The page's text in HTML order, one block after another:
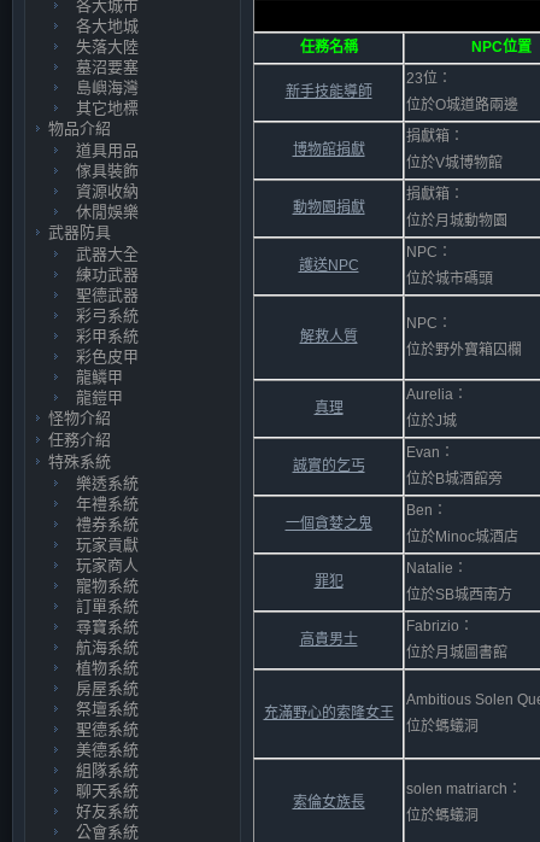
各大城市
各大地城
失落大陸
墓沼要塞
島嶼海灣
其它地標
物品介紹
道具用品
傢具裝飾
資源收納
休閒娛樂
武器防具
武器大全
練功武器
聖德武器
彩弓系統
彩甲系統
彩色皮甲
龍鱗甲
龍鎧甲
怪物介紹
任務介紹
特殊系統
樂透系統
年禮系統
禮券系統
玩家貢獻
玩家商人
寵物系統
訂單系統
尋寶系統
航海系統
植物系統
房屋系統
祭壇系統
聖德系統
美德系統
組隊系統
聊天系統
好友系統
公會系統
任務名稱 NPC位置
新手技能導師
23位：
位於O城道路兩邊
博物館捐獻
捐獻箱：
位於V城博物館
動物園捐獻
捐獻箱：
位於月城動物園
護送NPC
NPC：
位於城市碼頭
解救人質
NPC：
位於野外寶箱囚欄
真理
Aurelia：
位於J城
誠實的乞丐
Evan：
位於B城酒館旁
一個貪婪之鬼
Ben：
位於Minoc城酒店
罪犯
Natalie：
位於SB城西南方
高貴男士
Fabrizio：
位於月城圖書館
充滿野心的索隆女王
Ambitious Solen
位於螞蟻洞
索倫女族長
solen matriarch：
位於螞蟻洞